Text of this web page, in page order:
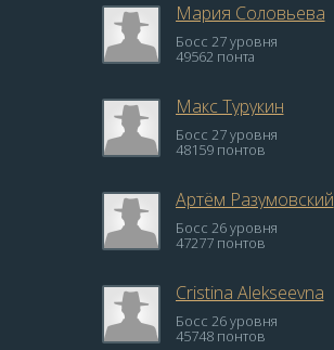
Мария Соловьева
Босс 27 уровня
49562 понта
Макс Турукин
Босс 27 уровня
48159 понтов
Артём Разумовский
Босс 26 уровня
47277 понтов
Cristina Alekseevna
Босс 26 уровня
45748 понтов